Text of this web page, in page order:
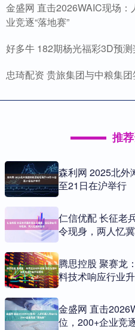
金盛网 直击2026WAIC现场
业竞逐“落地赛”
好多牛 182期杨光福彩3D预
忠琦配资 贵旅集团与中粮集
推
森利网 2025北外
至21日在沪举行
仁信优配 长征老
令现身，两人忆
腾思控股 聚赛龙
料技术响应行业
金盛网 直击
位，200+企业竞